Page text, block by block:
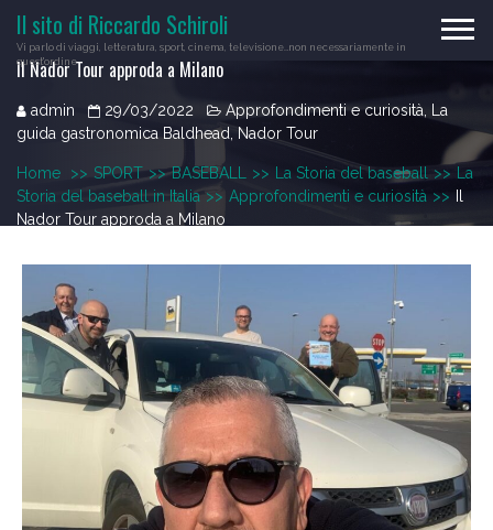
content
Il sito di Riccardo Schiroli
Vi parlo di viaggi, letteratura, sport, cinema, televisione…non necessariamente in
quest'ordine
Il Nador Tour approda a Milano
admin 29/03/2022 Approfondimenti e curiosità La
guida gastronomica Baldhead Nador Tour
Home >> SPORT >> BASEBALL >> La Storia del baseball >> La
Storia del baseball in Italia >> Approfondimenti e curiosità >> Il
Nador Tour approda a Milano